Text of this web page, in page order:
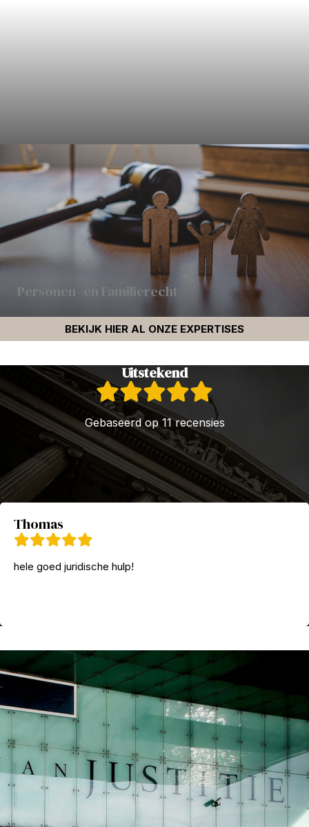
Personen- en Familierecht
BEKIJK HIER AL ONZE EXPERTISES
Uitstekend
Gebaseerd op 11 recensies
Thomas
hele goed juridische hulp!